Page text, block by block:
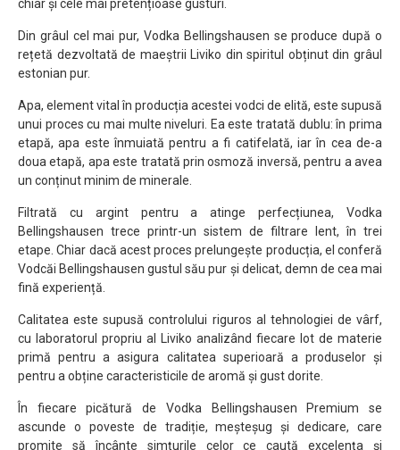
chiar și cele mai pretențioase gusturi.
Din grâul cel mai pur, Vodka Bellingshausen se produce după o
rețetă dezvoltată de maeștrii Liviko din spiritul obținut din grâul
estonian pur.
Apa, element vital în producția acestei vodci de elită, este supusă
unui proces cu mai multe niveluri. Ea este tratată dublu: în prima
etapă, apa este înmuiată pentru a fi catifelată, iar în cea de-a
doua etapă, apa este tratată prin osmoză inversă, pentru a avea
un conținut minim de minerale.
Filtrată cu argint pentru a atinge perfecțiunea, Vodka
Bellingshausen trece printr-un sistem de filtrare lent, în trei
etape. Chiar dacă acest proces prelungește producția, el conferă
Vodcăi Bellingshausen gustul său pur și delicat, demn de cea mai
fină experiență.
Calitatea este supusă controlului riguros al tehnologiei de vârf,
cu laboratorul propriu al Liviko analizând fiecare lot de materie
primă pentru a asigura calitatea superioară a produselor și
pentru a obține caracteristicile de aromă și gust dorite.
În fiecare picătură de Vodka Bellingshausen Premium se
ascunde o poveste de tradiție, meșteșug și dedicare, care
promite să încânte simțurile celor ce caută excelența și